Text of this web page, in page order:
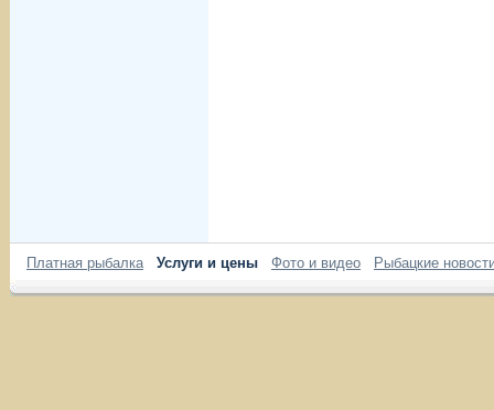
Платная рыбалка Услуги и цены Фото и видео Рыбацкие